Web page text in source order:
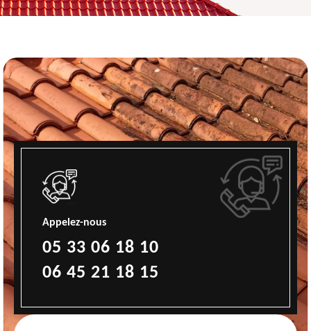
Appelez-nous
05 33 06 18 10
06 45 21 18 15